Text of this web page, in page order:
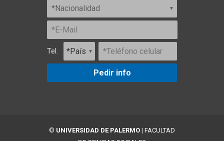
Tel.
Pedir info
© UNIVERSIDAD DE PALERMO | FACULTAD